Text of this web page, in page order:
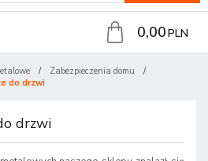
0,00PLN
/ Zabezpieczenia domu
/
do drzwi
drzwi